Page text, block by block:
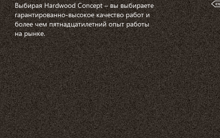
Выбирая Hardwood Concept – вы выбираете
гарантированно-высокое качество работ и
более чем пятнадцатилетний опыт работы
на рынке.